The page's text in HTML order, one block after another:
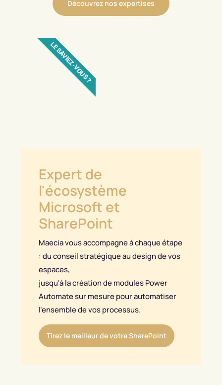
Découvrez nos expertises
Expert de
l'écosystème
Microsoft et
SharePoint
Maecia vous accompagne à chaque étape
: du conseil stratégique au design de vos
espaces,
jusqu'à la création de modules Power
Automate sur mesure pour automatiser
l'ensemble de vos processus.
Tirez le meilleur de votre SharePoint
LE SAVIEZ-VOUS ?